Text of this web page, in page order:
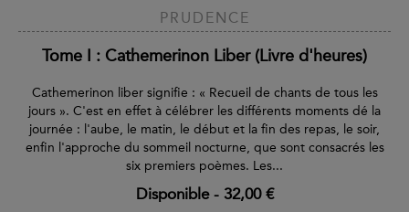
PRUDENCE
Tome I : Cathemerinon Liber (Livre d'heures)
Cathemerinon liber signifie : « Recueil de chants de tous les
jours ». C'est en effet à célébrer les différents moments dé la
journée : l'aube, le matin, le début et la fin des repas, le soir,
enfin l'approche du sommeil nocturne, que sont consacrés les
six premiers poèmes. Les...
Disponible- 32,00 €